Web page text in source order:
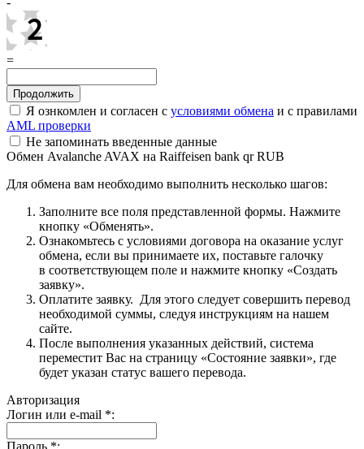
=
Я ознкомлен и согласен с условиями обмена и с правилами
AML проверки
Не запоминать введенные данные
Обмен Avalanche AVAX на Raiffeisen bank qr RUB
Для обмена вам необходимо выполнить несколько шагов:
Заполните все поля представленной формы. Нажмите
кнопку «Обменять».
Ознакомьтесь с условиями договора на оказание услуг
обмена, если вы принимаете их, поставьте галочку
в соответствующем поле и нажмите кнопку «Создать
заявку».
Оплатите заявку. Для этого следует совершить перевод
необходимой суммы, следуя инструкциям на нашем
сайте.
После выполнения указанных действий, система
переместит Вас на страницу «Состояние заявки», где
будет указан статус вашего перевода.
Авторизация
Логин или e-mail *:
Пароль *: